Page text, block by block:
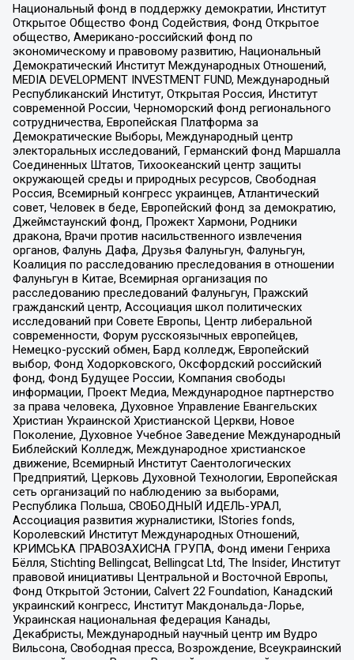
Национальный фонд в поддержку демократии, Институт
Открытое Общество Фонд Содействия, Фонд Открытое
общество, Американо-российский фонд по
экономическому и правовому развитию, Национальный
Демократический Институт Международных Отношений,
MEDIA DEVELOPMENT INVESTMENT FUND, Международный
Республиканский Институт, Открытая Россия, Институт
современной России, Черноморский фонд регионального
сотрудничества, Европейская Платформа за
Демократические Выборы, Международный центр
электоральных исследований, Германский фонд Маршалла
Соединенных Штатов, Тихоокеанский центр защиты
окружающей среды и природных ресурсов, Свободная
Россия, Всемирный конгресс украинцев, Атлантический
совет, Человек в беде, Европейский фонд за демократию,
Джеймстаунский фонд, Прожект Хармони, Родники
дракона, Врачи против насильственного извлечения
органов, Фалунь Дафа, Друзья Фалуньгун, Фалуньгун,
Коалиция по расследованию преследования в отношении
Фалуньгун в Китае, Всемирная организация по
расследованию преследований Фалуньгун, Пражский
гражданский центр, Ассоциация школ политических
исследований при Совете Европы, Центр либеральной
современности, Форум русскоязычных европейцев,
Немецко-русский обмен, Бард колледж, Европейский
выбор, Фонд Ходорковского, Оксфордский российский
фонд, Фонд Будущее России, Компания свободы
информации, Проект Медиа, Международное партнерство
за права человека, Духовное Управление Евангельских
Христиан Украинской Христианской Церкви, Новое
Поколение, Духовное Учебное Заведение Международный
Библейский Колледж, Международное христианское
движение, Всемирный Институт Саентологических
Предприятий, Церковь Духовной Технологии, Европейская
сеть организаций по наблюдению за выборами,
Республика Польша, СВОБОДНЫЙ ИДЕЛЬ-УРАЛ,
Ассоциация развития журналистики, IStories fonds,
Королевский Институт Международных Отношений,
КРИМСЬКА ПРАВОЗАХИСНА ГРУПА, Фонд имени Генриха
Бёлля, Stichting Bellingcat, Bellingcat Ltd, The Insider, Институт
правовой инициативы Центральной и Восточной Европы,
Фонд Открытой Эстонии, Calvert 22 Foundation, Канадский
украинский конгресс, Институт Макдональда-Лорье,
Украинская национальная федерация Канады,
Декабристы, Международный научный центр им Вудро
Вильсона, Свободная пресса, Возрождение, Всеукраинский